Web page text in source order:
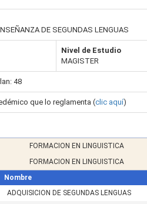
DE SEGUNDAS LENGUAS
Nivel de Estudio
MAGISTER
48
que lo reglamenta (clic aquí)
FORMACION EN LINGUISTICA
FORMACION EN LINGUISTICA
Nombre
ADQUISICION DE SEGUNDAS LENGUAS